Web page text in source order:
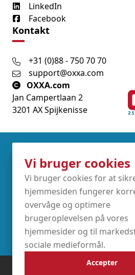
Vi bruger cookies
Vi bruger cookies for at
hjemmesiden fungerer
overvåge og optimere
brugeroplevelsen på vores
hjemmesider og til
sociale medieformål.
Accepter
LinkedIn
Facebook
Kontakt
+31 (0)88 - 750 70 70
support@oxxa.com
OXXA.com
Jan Campertlaan 2
3201 AX Spijkenisse